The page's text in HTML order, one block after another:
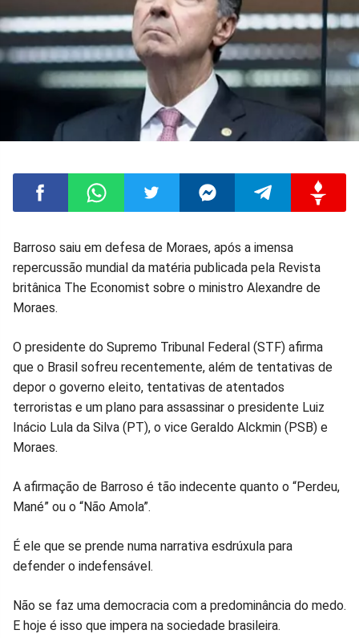
Compartilhar
no
Compartilhar
no
Compartilhar
no
Compartilhar
no
Compartilhar
no
no
Barroso saiu em defesa de Moraes, após a imensa
repercussão mundial da matéria publicada pela Revista
britânica The Economist sobre o ministro Alexandre de
Moraes.
O presidente do Supremo Tribunal Federal (STF) afirma
que o Brasil sofreu recentemente, além de tentativas de
depor o governo eleito, tentativas de atentados
terroristas e um plano para assassinar o presidente Luiz
Inácio Lula da Silva (PT), o vice Geraldo Alckmin (PSB) e
Moraes.
A afirmação de Barroso é tão indecente quanto o “Perdeu,
Mané” ou o “Não Amola”.
É ele que se prende numa narrativa esdrúxula para
defender o indefensável.
Não se faz uma democracia com a predominância do medo.
E hoje é isso que impera na sociedade brasileira.